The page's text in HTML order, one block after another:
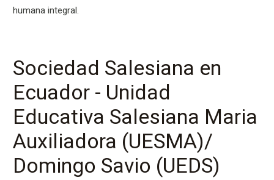
humana integral.
Sociedad Salesiana en
Ecuador - Unidad
Educativa Salesiana Maria
Auxiliadora (UESMA)/
Domingo Savio (UEDS)